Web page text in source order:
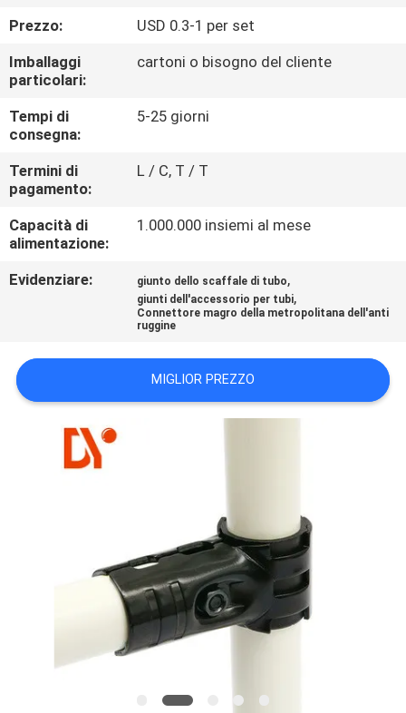
CONTATTICI
NOTIZIE
CASI
RICHIEDA
UNA
SITO
PRIVACY
POLICY
Prezzo:
USD 0.3-1 per set
Imballaggi
particolari:
cartoni o bisogno del cliente
Tempi di
consegna:
5-25 giorni
Termini di
pagamento:
L / C, T / T
Capacità di
alimentazione:
1.000.000 insiemi al mese
Evidenziare: giunto dello scaffale di tubo,
giunti dell'accessorio per tubi,
Connettore magro della metropolitana dell'anti
ruggine
MIGLIOR PREZZO